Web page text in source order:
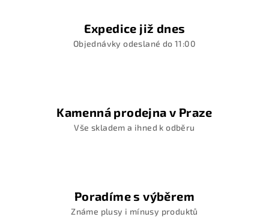
Expedice již dnes
Objednávky odeslané do 11:00
Kamenná prodejna v Praze
Vše skladem a ihned k odběru
Poradíme s výběrem
Známe plusy i mínusy produktů